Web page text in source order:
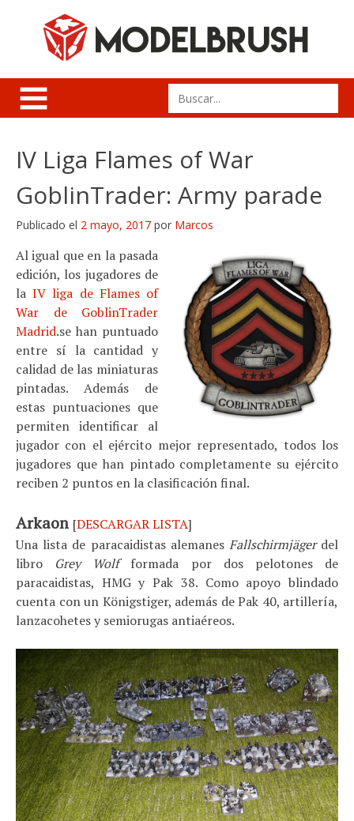
Search
for:
IV Liga Flames of War
GoblinTrader: Army parade
Publicado el 2 mayo, 2017 por Marcos
Al igual que en la pasada
edición, los jugadores de
laIV liga de Flames of
War de GoblinTrader
Madrid.se han puntuado
entre sí la cantidad y
calidad de las miniaturas
pintadas. Además de
estas puntuaciones que
permiten identificar al
jugador con el ejército mejor representado, todos los
jugadores que han pintado completamente su ejército
reciben 2 puntos en la clasificación final.
Arkaon [DESCARGAR LISTA]
Una lista de paracaidistas alemanes Fallschirmjäger del
libro Grey Wolfformada por dos pelotones de
paracaidistas, HMG y Pak 38. Como apoyo blindado
cuenta con un Königstiger, además de Pak 40, artillería,
lanzacohetes y semiorugas antiaéreos.